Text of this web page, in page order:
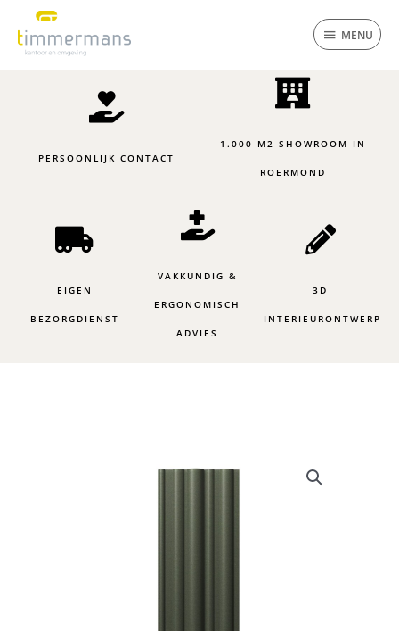
inhoud
MENU
PERSOONLIJK CONTACT
1.000 M2 SHOWROOM IN
ROERMOND
EIGEN
BEZORGDIENST
VAKKUNDIG &
ERGONOMISCH
ADVIES
3D
INTERIEURONTWERP